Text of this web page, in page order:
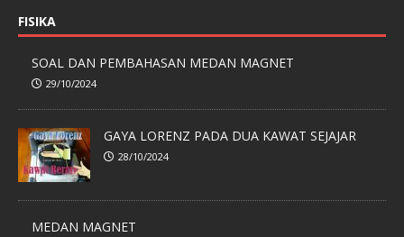
FISIKA
SOAL DAN PEMBAHASAN MEDAN MAGNET
29/10/2024
GAYA LORENZ PADA DUA KAWAT SEJAJAR
28/10/2024
MEDAN MAGNET